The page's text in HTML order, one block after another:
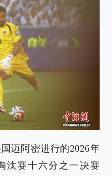
迈阿密进行的2026年
汰赛十六分之一决赛